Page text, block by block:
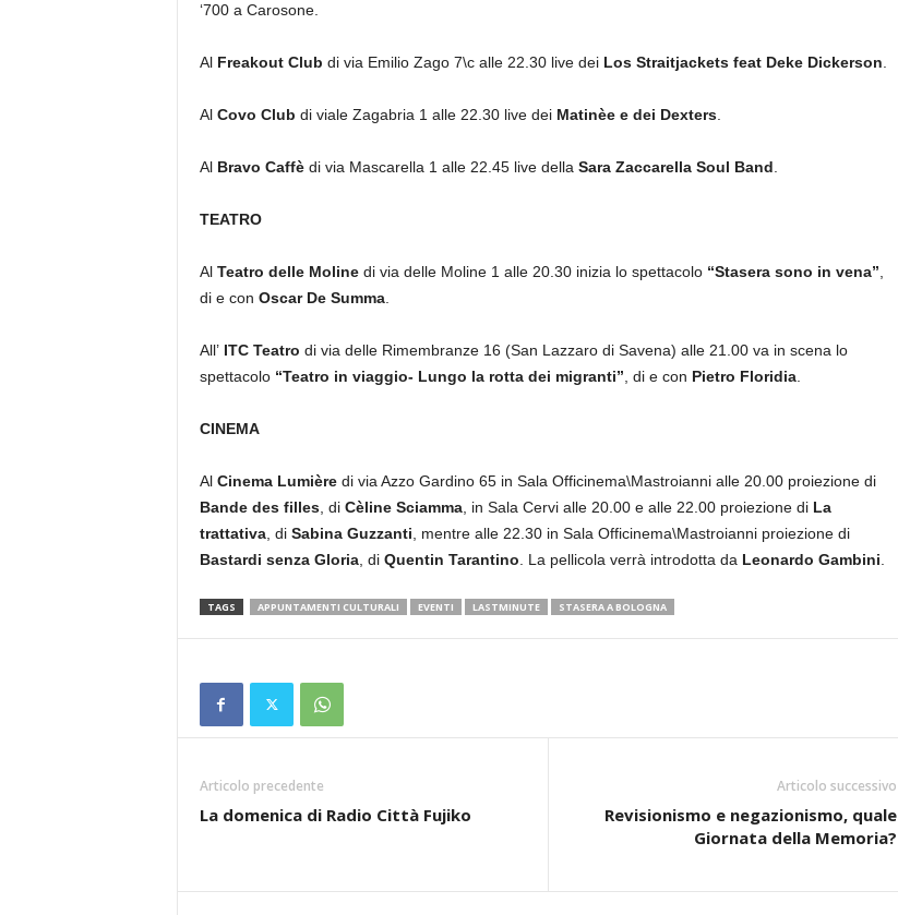
‘700 a Carosone.
Al Freakout Club di via Emilio Zago 7\c alle 22.30 live deiLos Straitjackets feat Deke Dickerson
Al Covo Club di viale Zagabria 1 alle 22.30 live dei Matinèe e dei Dexters.
Al Bravo Caffèdi via Mascarella 1 alle 22.45 live della Sara Zaccarella Soul Band
TEATRO
AlTeatro delle Molinedi via delle Moline 1 alle 20.30 inizia lo spettacolo“Stasera sono in vena”
di e con Oscar De Summa.
All’ITC Teatro di via delle Rimembranze 16 (San Lazzaro di Savena) alle 21.00 va in scena lo
spettacolo “Teatro in viaggio- Lungo la rotta dei migranti” , di e con Pietro Floridia.
CINEMA
Al Cinema Lumièredi via Azzo Gardino 65 in Sala Officinema\Mastroianni alle 20.00 proiezione di
Bande des filles, di Cèline Sciamma, in Sala Cervi alle 20.00 e alle 22.00 proiezione diLa
trattativa, di Sabina Guzzanti , mentre alle 22.30 in Sala Officinema\Mastroianni proiezione di
Bastardi senza Gloria, di Quentin Tarantino . La pellicola verrà introdotta da Leonardo Gambini
TAGS APPUNTAMENTI CULTURALI EVENTI LASTMINUTE STASERA A BOLOGNA
Articolo precedente
La domenica di Radio Città Fujiko
Articolo successivo
Revisionismo e negazionismo, quale
Giornata della Memoria?